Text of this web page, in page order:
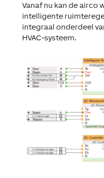
Vanaf nu kan de airco
intelligente
integraal onderdeel
HVAC-systeem.